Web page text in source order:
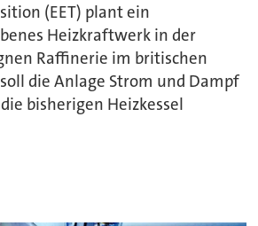
(EET) plant ein
Heizkraftwerk in der
Raffinerie im britischen
die Anlage Strom und Dampf
bisherigen Heizkessel